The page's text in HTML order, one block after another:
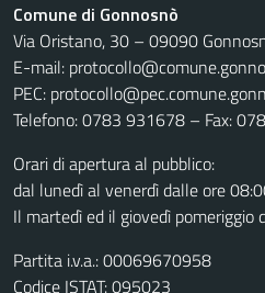
Comune di Gonnosnò
Via Oristano, 30 – 09090
E-mail:
PEC:
Telefono: 0783 931678 – Fax:
Orari di apertura al pubblico:
dal lunedì al venerdì dalle ore
Il martedì ed il giovedì
Partita i.v.a.: 00069670958
Codice ISTAT: 095023